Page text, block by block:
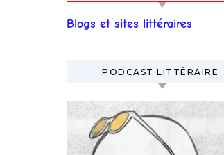
Blogs et sites littéraires
PODCAST LITTÉRAIRE